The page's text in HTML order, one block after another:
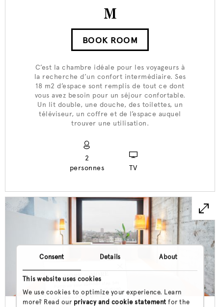
Consent Details About
This website uses cookies
We use cookies to optimize your experience. Learn
more? Read our privacy and cookie statement for the
M
BOOK ROOM
C’est la chambre idéale pour les voyageurs à
la recherche d’un confort intermédiaire. Ses
18 m2 d’espace sont remplis de tout ce dont
vous avez besoin pour un séjour confortable.
Un lit double, une douche, des toilettes, un
téléviseur, un coffre et de l’espace auquel
trouver une utilisation.
2
personnes
TV
MORE = MORE
Pump up your summer stay, pay
less per day. Your discount grows
with every extra night. Claim your
discount here.